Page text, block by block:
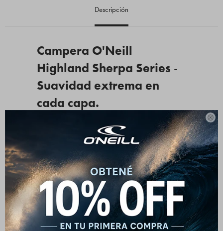

Descripción
Campera O'Neill
Highland Sherpa Series -
Suavidad extrema en
cada capa.
Hay días en los que el invierno se hace sentir de verdad, y
esta campera está pensada justamente para esos
momentos. Lo que la hace distinta es que no escatima en
abrigo: ese material tipo corderito que ves por fuera se
mantiene en todo el interior, envolviéndote en una
suavidad total. Es como llevar una manta puesta pero con
un corte impecable que queda bien con cualquier jean o
pantalón técnico. El parche de cuero y los tiradores
metálicos le dan ese toque rústico y auténtico que